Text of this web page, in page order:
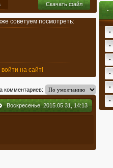
Скачать файл
советуем посмотреть:
войти на сайт!
комментариев:
Воскресенье, 2015.05.31, 14:13